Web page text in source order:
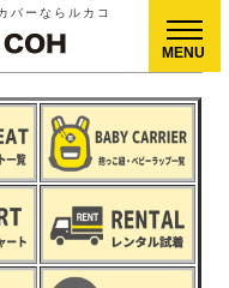
バーならルカコ